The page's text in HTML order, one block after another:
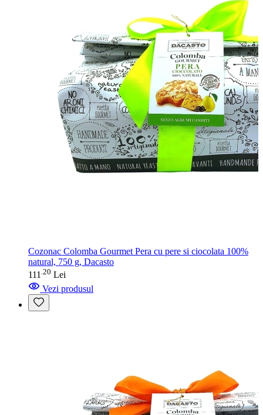
Cozonac Colomba Gourmet Pera cu pere si ciocolata 100%
natural, 750 g, Dacasto
111 20 Lei
Vezi produsul